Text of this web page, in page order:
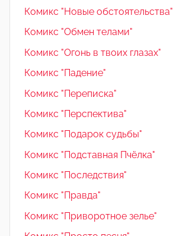
Комикс "Новые обстоятельства"
Комикс "Обмен телами"
Комикс "Огонь в твоих глазах"
Комикс "Падение"
Комикс "Переписка"
Комикс "Перспектива"
Комикс "Подарок судьбы"
Комикс "Подставная Пчёлка"
Комикс "Последствия"
Комикс "Правда"
Комикс "Приворотное зелье"